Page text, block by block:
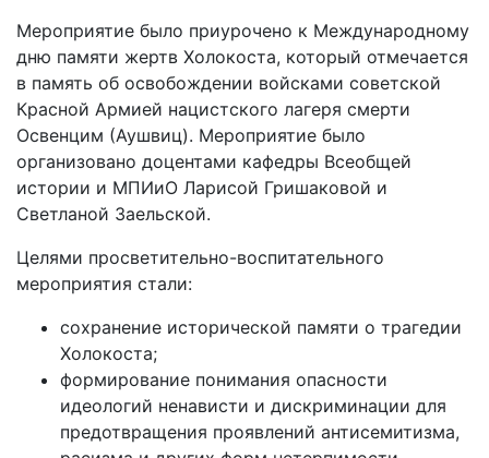
Мероприятие было приурочено к Международному
дню памяти жертв Холокоста, который отмечается
в память об освобождении войсками советской
Красной Армией нацистского лагеря смерти
Освенцим (Аушвиц). Мероприятие было
организовано доцентами кафедры Всеобщей
истории и МПИиО Ларисой Гришаковой и
Светланой Заельской.
Целями просветительно-воспитательного
мероприятия стали:
сохранение исторической памяти о трагедии
Холокоста;
формирование понимания опасности
идеологий ненависти и дискриминации для
предотвращения проявлений антисемитизма,